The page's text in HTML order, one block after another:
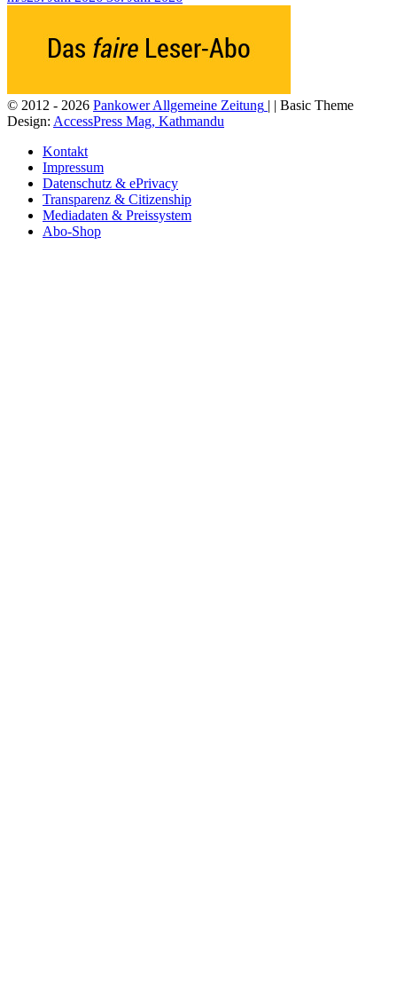
© 2012 - 2026 Pankower Allgemeine Zeitung | | Basic Theme
Design: AccessPress Mag, Kathmandu
Kontakt
Impressum
Datenschutz & ePrivacy
Transparenz & Citizenship
Mediadaten & Preissystem
Abo-Shop